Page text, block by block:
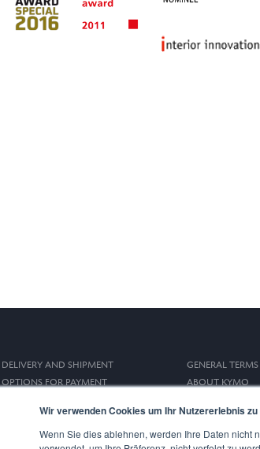
Wir verwenden Cookies um Ihr Nutzererlebnis
Wenn Sie dies ablehnen, werden Ihre Daten nicht
DELIVERY AND SHIPMENT
OPTIONS FOR PAYMENT
GENERAL
ABOUT KYMO
PRIVACY POLICY